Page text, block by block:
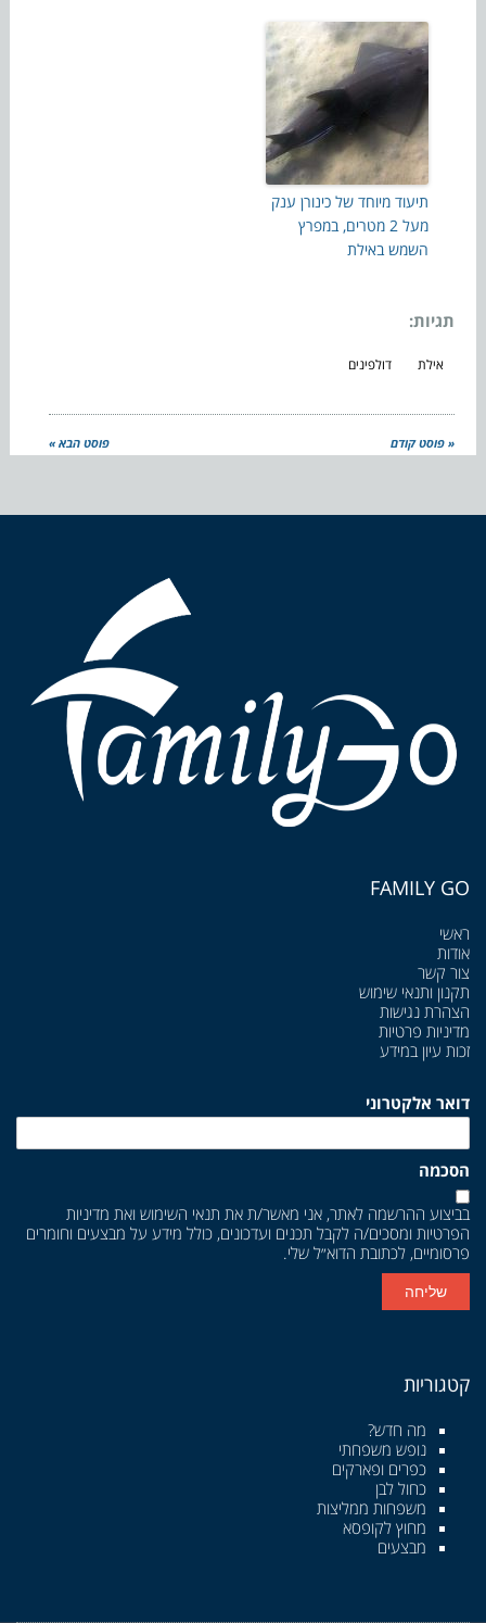
תיעוד מיוחד של כינורן ענק
מעל 2 מטרים, במפרץ
השמש באילת
תגיות:
אילת דולפינים
« פוסט קודם פוסט הבא »
FAMILY GO
ראשי
אודות
צור קשר
תקנון ותנאי שימוש
הצהרת נגישות
מדיניות פרטיות
זכות עיון במידע
דואר אלקטרוני
הסכמה
בביצוע ההרשמה לאתר, אני מאשר/ת את תנאי השימוש ואת מדיניות
הפרטיות ומסכים/ה לקבל תכנים ועדכונים, כולל מידע על מבצעים וחומרים
פרסומיים, לכתובת הדוא״ל שלי.
שליחה
קטגוריות
מה חדש?
נופש משפחתי
כפרים ופארקים
כחול לבן
משפחות ממליצות
מחוץ לקופסא
מבצעים